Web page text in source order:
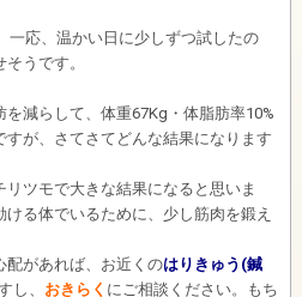
応、温かい日に少しずつ試したの
うです。
減らして、体重67Kg・体脂肪率10%
が、さてさてどんな結果になります
ツモで大きな結果になると思いま
る体でいるために、少し筋肉を鍛え
があれば、お近くのはりきゅう(鍼
し、 おきらく にご相談ください。もち